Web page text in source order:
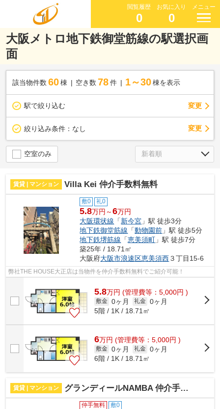
閲覧履歴
0
お気に入り
0
メニュー
大阪メトロ地下鉄御堂筋線の駅選択画
面
該当物件数 60棟 空き数 78 件 1～30 棟を表示
駅で絞り込む 変更
絞り込み条件： なし 変更
空室のみ
賃貸 | マンション Villa Kei 仲介手数料無料
敷0 礼0
5.8万円～6万円
大阪環状線 「新今宮 」駅 徒歩3分
地下鉄御堂筋線 「動物園前 」駅 徒歩5分
地下鉄堺筋線 「恵美須町 」駅 徒歩7分
築25年 / 18.71㎡
大阪府大阪市浪速区恵美須西３丁目15-6
弊社THE HOUSE大正店は当物件を仲介手数料無料でご紹介可能！
5.8万円 (管理費等：5,000円 )
敷金 0ヶ月 礼金 0ヶ月
5階 / 1K / 18.71㎡
6万円 (管理費等：5,000円 )
敷金 0ヶ月 礼金 0ヶ月
6階 / 1K / 18.71㎡
賃貸 | マンション グランディールNAMBA 仲介手数料無料
仲手無料 敷0